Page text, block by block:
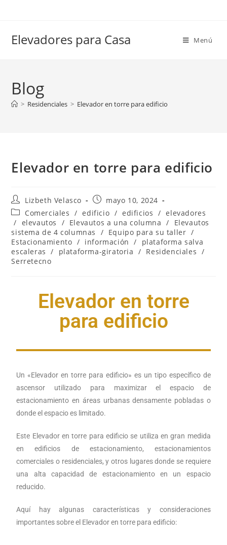
Elevadores para Casa Menú
Blog
> Residenciales > Elevador en torre para edificio
Elevador en torre para edificio
Lizbeth Velasco
mayo 10, 2024
Comerciales / edificio / edificios / elevadores
/ elevautos / Elevautos a una columna /
Elevautos
sistema de 4 columnas
/ Equipo para su taller /
Estacionamiento / información /
plataforma salva
escaleras
/ plataforma-giratoria / Residenciales /
Serretecno
Elevador en torre
para edificio
Un «Elevador en torre para edificio» es un tipo específico de
ascensor utilizado para maximizar el espacio de
estacionamiento en áreas urbanas densamente pobladas o
donde el espacio es limitado.
Este Elevador en torre para edificio se utiliza en gran medida
en edificios de estacionamiento, estacionamientos
comerciales o residenciales, y otros lugares donde se requiere
una alta capacidad de estacionamiento en un espacio
reducido.
Aquí hay algunas características y consideraciones
importantes sobre el Elevador en torre para edificio: